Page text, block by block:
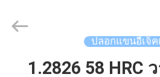
บ้าน
Dongguan
Baitong
ปลอกแขนอีเจ็ค
1.2826 58 HRC